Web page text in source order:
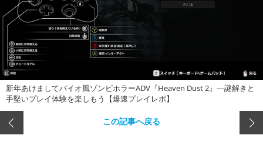
新年あけましてバイオ風ゾンビホラーADV『Heaven Dust 2』―謎解きと
手堅いプレイ体験を楽しもう【爆速プレイレポ】
この記事へ戻る